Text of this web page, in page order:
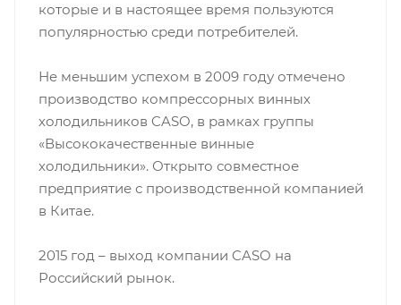
которые и в настоящее время пользуются
популярностью среди потребителей.
Не меньшим успехом в 2009 году отмечено
производство компрессорных винных
холодильников CASO, в рамках группы
«Высококачественные винные
холодильники». Открыто совместное
предприятие с производственной компанией
в Китае.
2015 год – выход компании CASO на
Российский рынок.